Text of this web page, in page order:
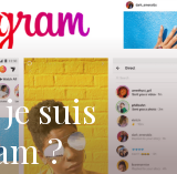
suis
?